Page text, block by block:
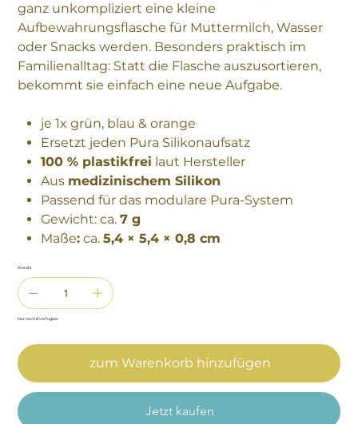
ganz unkompliziert eine kleine
Aufbewahrungsflasche für Muttermilch, Wasser
oder Snacks werden. Besonders praktisch im
Familienalltag: Statt die Flasche auszusortieren,
bekommt sie einfach eine neue Aufgabe.
je 1x grün, blau & orange
Ersetzt jeden Pura Silikonaufsatz
100 % plastikfrei laut Hersteller
Aus medizinischem Silikon
Passend für das modulare Pura-System
Gewicht: ca.7 g
Maße: ca.5,4 × 5,4 × 0,8 cm
Anzahl
Nur noch 8 verfügbar
zum Warenkorb hinzufügen
Jetzt kaufen